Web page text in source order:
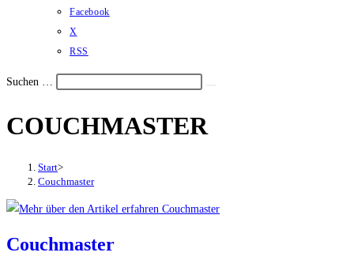
Facebook
X
RSS
Suchen …
den
das
aus-
COUCHMASTER
Start>
Couchmaster
Couchmaster